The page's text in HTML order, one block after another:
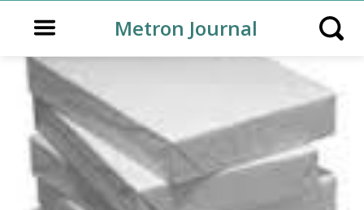
Open main menuMetron Journal Open